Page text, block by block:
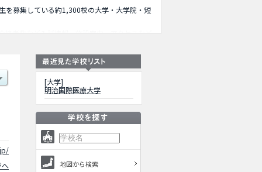
を募集している約1,300校の大学・大学院・短
者数など入試情報、施設案内、アクセスなど
へ
[大学]
明治国際医療大学
地図から検索